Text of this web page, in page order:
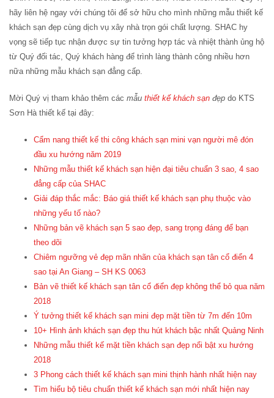
hãy liên hệ ngay với chúng tôi để sở hữu cho mình những mẫu thiết kế
khách sạn đẹp cùng dịch vụ xây nhà trọn gói chất lượng. SHAC hy
vọng sẽ tiếp tục nhận được sự tin tưởng hợp tác và nhiệt thành ủng hộ
từ Quý đối tác, Quý khách hàng để trình làng thành công nhiều hơn
nữa những mẫu khách sạn đẳng cấp.
Mời Quý vị tham khảo thêm các mẫu thiết kế khách sạn đẹp do KTS
Sơn Hà thiết kế tại đây:
Cẩm nang thiết kế thi công khách sạn mini vạn người mê đón
đầu xu hướng năm 2019
Những mẫu thiết kế khách sạn hiện đại tiêu chuẩn 3 sao, 4 sao
đẳng cấp của SHAC
Giải đáp thắc mắc: Báo giá thiết kế khách sạn phụ thuộc vào
những yếu tố nào?
Những bản vẽ khách sạn 5 sao đẹp, sang trọng đáng để bạn
theo dõi
Chiêm ngưỡng vẻ đẹp mãn nhãn của khách sạn tân cổ điển 4
sao tại An Giang – SH KS 0063
Bản vẽ thiết kế khách sạn tân cổ điển đẹp không thể bỏ qua năm
2018
Ý tưởng thiết kế khách sạn mini đẹp mặt tiền từ 7m đến 10m
10+ Hình ảnh khách sạn đẹp thu hút khách bậc nhất Quảng Ninh
Những mẫu thiết kế mặt tiền khách sạn đẹp nổi bật xu hướng
2018
3 Phong cách thiết kế khách sạn mini thịnh hành nhất hiện nay
Tìm hiểu bộ tiêu chuẩn thiết kế khách sạn mới nhất hiện nay